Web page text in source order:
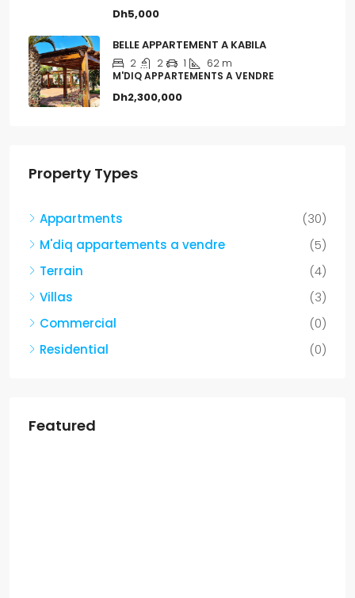
Dh5,000
BELLE APPARTEMENT A KABILA
2 2 1
62 m
M'DIQ APPARTEMENTS A VENDRE
Dh2,300,000
Property Types
Appartments
(30)
M'diq appartements a vendre
(5)
Terrain
(4)
Villas
(3)
Commercial
(0)
Residential
(0)
Featured